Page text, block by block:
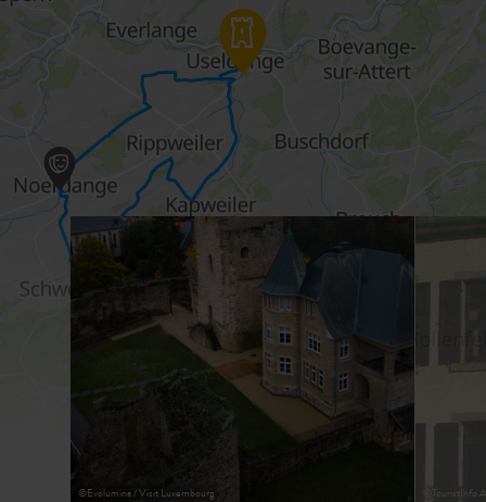
©Evolumina / Visit Luxembourg TouristInfo